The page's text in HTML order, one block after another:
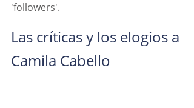
'followers'.
Las críticas y los elogios a
Camila Cabello